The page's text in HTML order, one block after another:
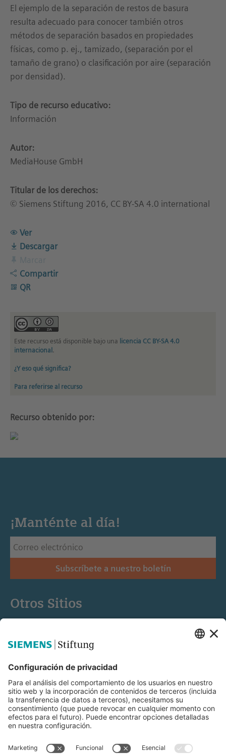
El ejemplo de la separación de restos de basura
resulta adecuado para conocer también otros
métodos de separación basados en propiedades
físicas, como p. ej., tamizado, (separación por el
tamaño de grano) o clasificación por aire (separación
por densidad).
Tipo de recurso educativo:
Información
Autor:
MediaHouse GmbH
Titular de los derechos:
© Siemens Stiftung 2016, CC BY-SA 4.0 international
Ver
Descargar
Compartir
QR
Este recurso está disponible bajo una licencia CC BY-SA 4.0
internacional.
¿Y eso qué significa?
Para referirse al recurso
Recurso obtenido por:
¡Manténte al día!
Subscríbete a nuestro boletín
Otros Sitios
Educación STEM
Mediaportal